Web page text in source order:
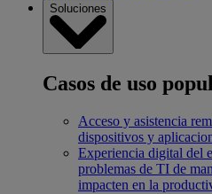
Soluciones
Casos de uso
Acceso y asistencia
dispositivos y
Experiencia digital del
problemas de TI de
impacten en la